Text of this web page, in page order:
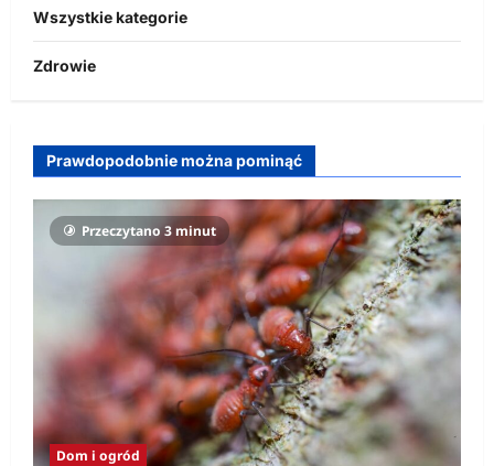
Wszystkie kategorie
Zdrowie
Prawdopodobnie można pominąć
Przeczytano 3 minut
Dom i ogród